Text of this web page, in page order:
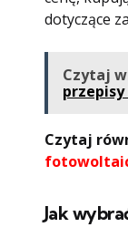
dotyczące
Czytaj
Czytaj
Jak